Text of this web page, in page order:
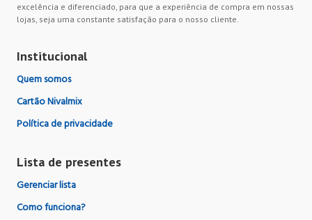
excelência e diferenciado, para que a experiência de compra em nossas
lojas, seja uma constante satisfação para o nosso cliente.
Institucional
Quem somos
Cartão Nivalmix
Política de privacidade
Lista de presentes
Gerenciar lista
Como funciona?